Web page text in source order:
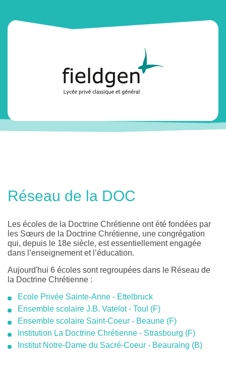
Réseau de la DOC
Les écoles de la Doctrine Chrétienne ont été fondées par
les Sœurs de la Doctrine Chrétienne, une congrégation
qui, depuis le 18e siècle, est essentiellement engagée
dans l’enseignement et l’éducation.
Aujourd'hui 6 écoles sont regroupées dans le Réseau de
la Doctrine Chrétienne :
Ecole Privée Sainte-Anne - Ettelbruck
Ensemble scolaire J.B. Vatelot - Toul (F)
Ensemble scolaire Saint-Coeur - Beaune (F)
Institution La Doctrine Chrétienne - Strasbourg (F)
Institut Notre-Dame du Sacré-Coeur - Beauraing (B)